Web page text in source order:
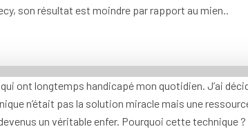
son résultat est moindre par rapport au mien..
ont longtemps handicapé mon quotidien. J’ai
n’était pas la solution miracle mais une
un véritable enfer. Pourquoi cette technique